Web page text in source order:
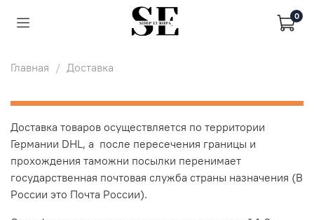
0
Главная Доставка
Доставка товаров осуществляется по территории
Германии DHL, а после пересечения границы и
прохождения таможни посылки перенимает
государственная почтовая служба страны назначения (В
России это Почта России).